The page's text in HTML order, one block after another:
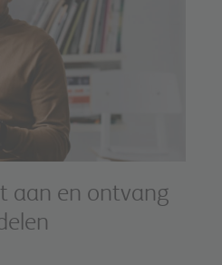
aan en ontvang